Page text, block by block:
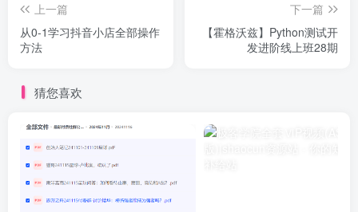
上一篇
从0-1学习抖音小店全部操作
方法
下一篇
【霍格沃兹】Python测试开
发进阶线上班28期
猜您喜欢